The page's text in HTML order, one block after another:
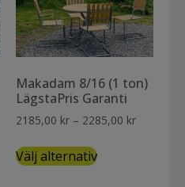
Makadam 8/16 (1 ton)
LägstaPris Garanti
2185,00 kr – 2285,00 kr
Välj alternativ